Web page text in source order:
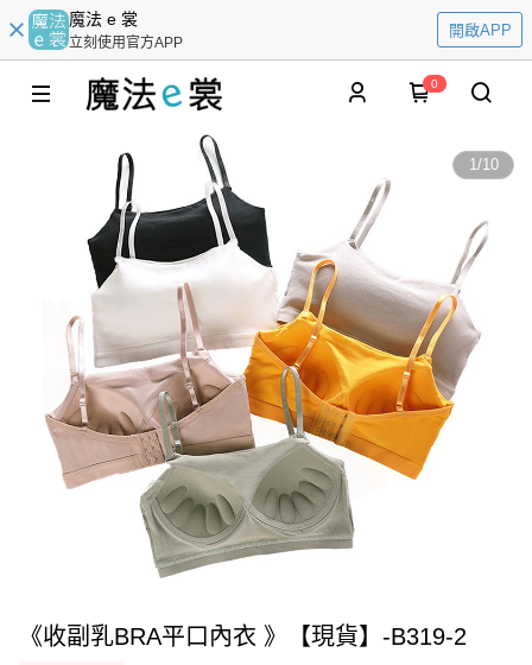
魔法 e 裳
立刻使用官方APP
開啟APP
0
1/10
《收副乳BRA平口內衣 》【現貨】-B319-2